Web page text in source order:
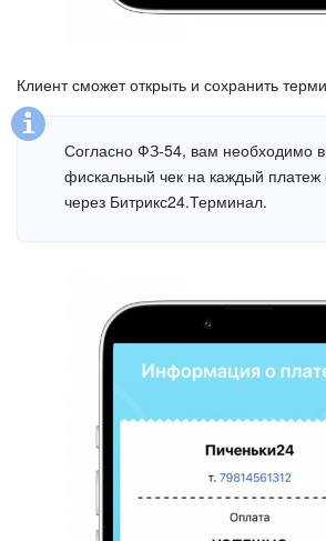
ПОЛУЧИТЬ
ВХОД
Клиент сможет открыть и сохранить
Согласно ФЗ-54, вам необходимо
фискальный чек на каждый
через Битрикс24.Терминал.